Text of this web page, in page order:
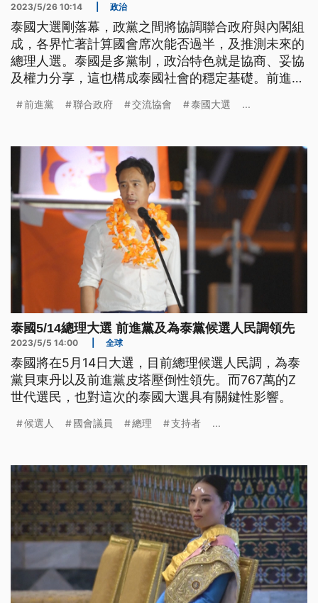
2023/5/26 10:14 政治
泰國大選剛落幕，政黨之間將協調聯合政府與內閣組
成，各界忙著計算國會席次能否過半，及推測未來的
總理人選。泰國是多黨制，政治特色就是協商、妥協
及權力分享，這也構成泰國社會的穩定基礎。前進黨
表現，備受矚目。
前進黨 聯合政府 交流協會 泰國大選 ...
泰國5/14總理大選 前進黨及為泰黨候選人民調領先
2023/5/5 14:00 全球
泰國將在5月14日大選，目前總理候選人民調，為泰
黨貝東丹以及前進黨皮塔壓倒性領先。而767萬的Z
世代選民，也對這次的泰國大選具有關鍵性影響。
候選人 國會議員 總理 支持者 ...